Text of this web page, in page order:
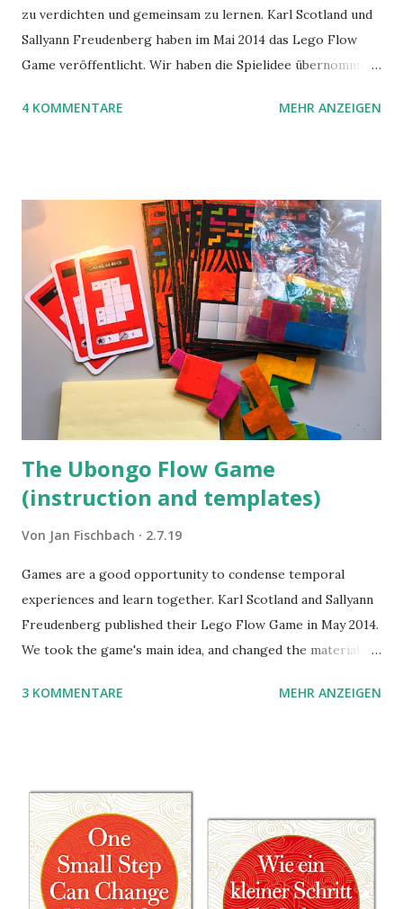
zu verdichten und gemeinsam zu lernen. Karl Scotland und
Sallyann Freudenberg haben im Mai 2014 das Lego Flow
Game veröffentlicht. Wir haben die Spielidee übernommen,
benutzen wir Material aus Grzegorz Rejchtmans Ubongo-
4 KOMMENTARE MEHR ANZEIGEN
The Ubongo Flow Game
(instruction and templates)
Von Jan Fischbach 2.7.19
Games are a good opportunity to condense temporal
experiences and learn together. Karl Scotland and Sallyann
Freudenberg published their Lego Flow Game in May 2014.
We took the game's main idea, and changed the material.
Rejchtman's Ubongo Game. These are the instructions of
3 KOMMENTARE MEHR ANZEIGEN